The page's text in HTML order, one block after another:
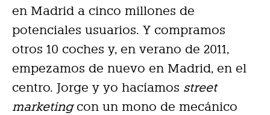
en Madrid a cinco millones de
potenciales usuarios. Y compramos
otros 10 coches y, en verano de 2011,
empezamos de nuevo en Madrid, en el
centro. Jorge y yo hacíamos street
marketingcon un mono de mecánico